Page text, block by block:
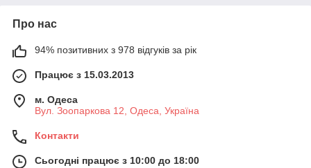
Про нас
94% позитивних з 978 відгуків за рік
Працює з 15.03.2013
м. Одеса
Вул. Зоопаркова 12, Одеса, Україна
Контакти
Сьогодні працює з 10:00 до 18:00